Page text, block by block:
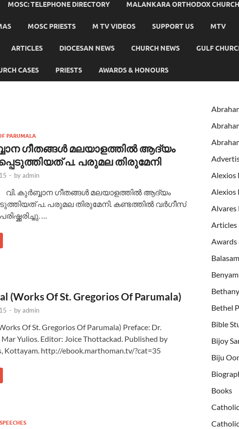
MOSC: TELEPHONE DIRECTORY MALANKARA ORTHODOX
MOSC PRIESTS M TV VIDEOS SUPPORT US MTV
ARTICLES DIOCESAN NEWS CHURCH NEWS GULF
CASES PRIESTS AWARDS & HONOURS
PARUMALA
ഗീതങ്ങള്‍ മലയാളത്തില്‍ ആദ്യം
പ. പരുമല തിരുമേനി
- byadmin
ഗീതങ്ങള്‍ മലയാളത്തില്‍ ആദ്യം
പ. പരുമല തിരുമേനി. കണ്ടത്തില്‍ വര്‍ഗീസ്
…
(Works Of St. Gregorios Of Parumala)
- byadmin
Of St. Gregorios Of Parumala) Preface: Dr.
Mar Yulios. Editor: Joice Thottackad. Published by
Kottayam. http://ebook.marthoman.tv/?cat=35
SPEECHES
Alexios
Alexios
Alvares
Articles
Bethel
Bible
Bijoy
Biju
Books